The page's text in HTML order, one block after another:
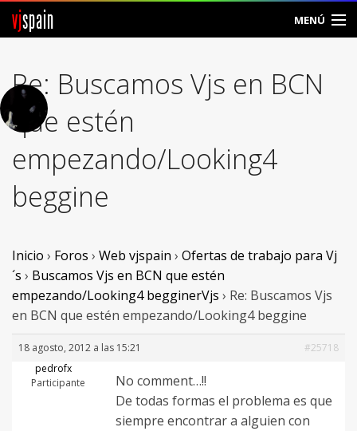
vjspain MENÚ
Foros
Noticias
Vjspain
Ayuda
Contacto
Crear Cuenta
Re: Buscamos Vjs en BCN
que estén
empezando/Looking4
beggine
Inicio › Foros › Web vjspain › Ofertas de trabajo para Vj
´s › Buscamos Vjs en BCN que estén
empezando/Looking4 begginerVjs › Re: Buscamos Vjs
en BCN que estén empezando/Looking4 beggine
18 agosto, 2012 a las 15:21
#25718
pedrofx
Participante
No comment…!!
De todas formas el problema es que
siempre encontrar a alguien con